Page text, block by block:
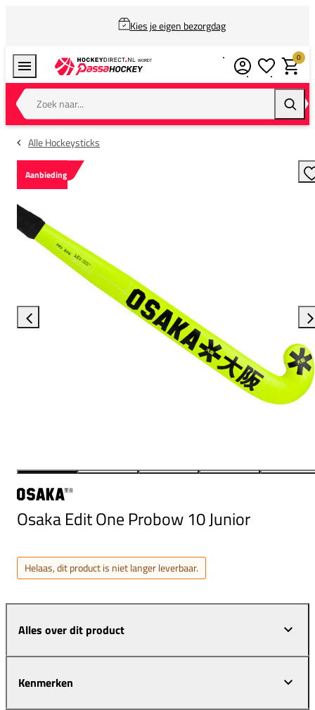
Kies je eigen bezorgdag
Zoek naar...
0
Alle Hockeysticks
Aanbieding
Osaka Edit One Probow 10 Junior
Helaas, dit product is niet langer leverbaar.
Alles over dit product
Kenmerken